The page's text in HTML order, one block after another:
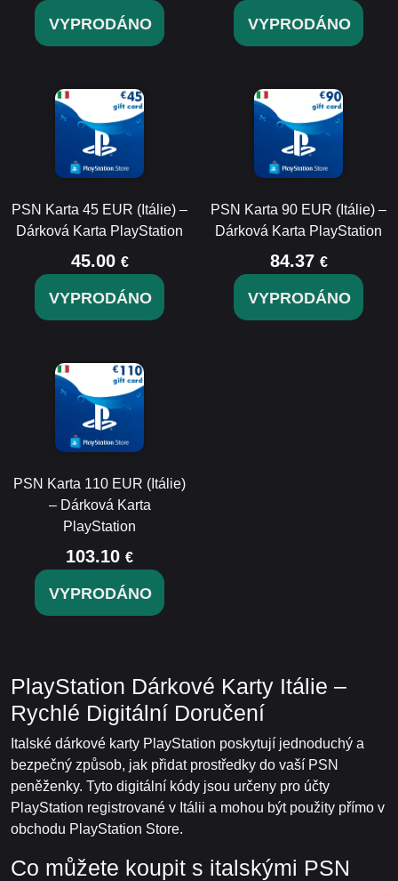
VYPRODÁNO VYPRODÁNO
PSN Karta 45 EUR (Itálie) –
Dárková Karta PlayStation
45.00 €
VYPRODÁNO
PSN Karta 90 EUR (Itálie) –
Dárková Karta PlayStation
84.37 €
VYPRODÁNO
PSN Karta 110 EUR (Itálie)
– Dárková Karta
PlayStation
103.10 €
VYPRODÁNO
PlayStation Dárkové Karty Itálie –
Rychlé Digitální Doručení
Italské dárkové karty PlayStation poskytují jednoduchý a
bezpečný způsob, jak přidat prostředky do vaší PSN
peněženky. Tyto digitální kódy jsou určeny pro účty
PlayStation registrované v Itálii a mohou být použity přímo v
obchodu PlayStation Store.
Co můžete koupit s italskými PSN